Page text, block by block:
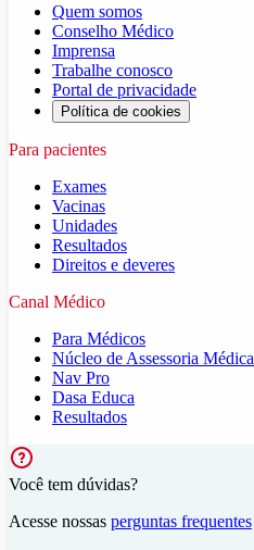
Quem somos
Conselho Médico
Imprensa
Trabalhe conosco
Portal de privacidade
Política de cookies
Para pacientes
Exames
Vacinas
Unidades
Resultados
Direitos e deveres
Canal Médico
Para Médicos
Núcleo de Assessoria Médica
Nav Pro
Dasa Educa
Resultados
Você tem dúvidas?
Acesse nossas perguntas frequentes